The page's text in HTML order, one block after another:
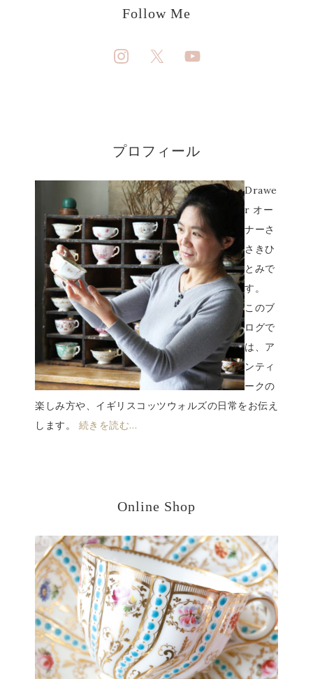
Follow Me
プロフィール
Drawe
r オー
ナーさ
さきひ
とみで
す。
このブ
ログで
は、ア
ンティ
ークの
楽しみ方や、イギリスコッツウォルズの日常をお伝え
します。 続きを読む…
Online Shop